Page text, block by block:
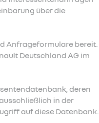
über die
Anfrageformulare bereit.
Deutschland AG im
deren
in der
auf diese Datenbank.